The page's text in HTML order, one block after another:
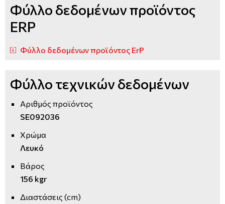
Φύλλο δεδομένων προϊόντος
ERP
Φύλλο δεδομένων προϊόντος ErP
Φύλλο τεχνικών δεδομένων
Αριθμός προϊόντος
SE092036
Χρώμα
Λευκό
Βάρος
156 kgr
Διαστάσεις (cm)